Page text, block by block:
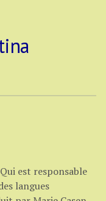
Qui est responsable
langues